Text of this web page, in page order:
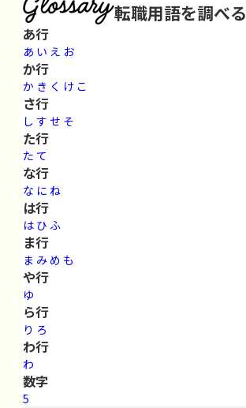
転職用語を調べる
あ行
あ い え お
か行
か き く け こ
さ行
し す せ そ
た行
た て
な行
な に ね
は行
は ひ ふ
ま行
ま み め も
や行
ゆ
ら行
り ろ
わ行
わ
数字
5